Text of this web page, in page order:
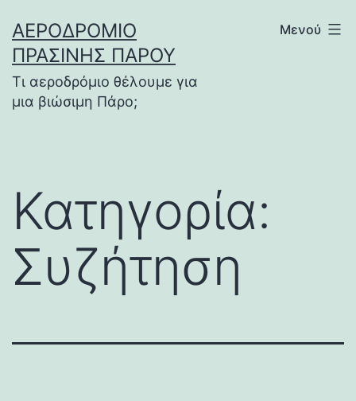
σε
περιεχόμενο
ΑΕΡΟΔΡΌΜΙΟ
ΠΡΆΣΙΝΗΣ ΠΆΡΟΥ
Τι αεροδρόμιο θέλουμε για
μια βιώσιμη Πάρο;
Μενού
Κατηγορία:
Συζήτηση